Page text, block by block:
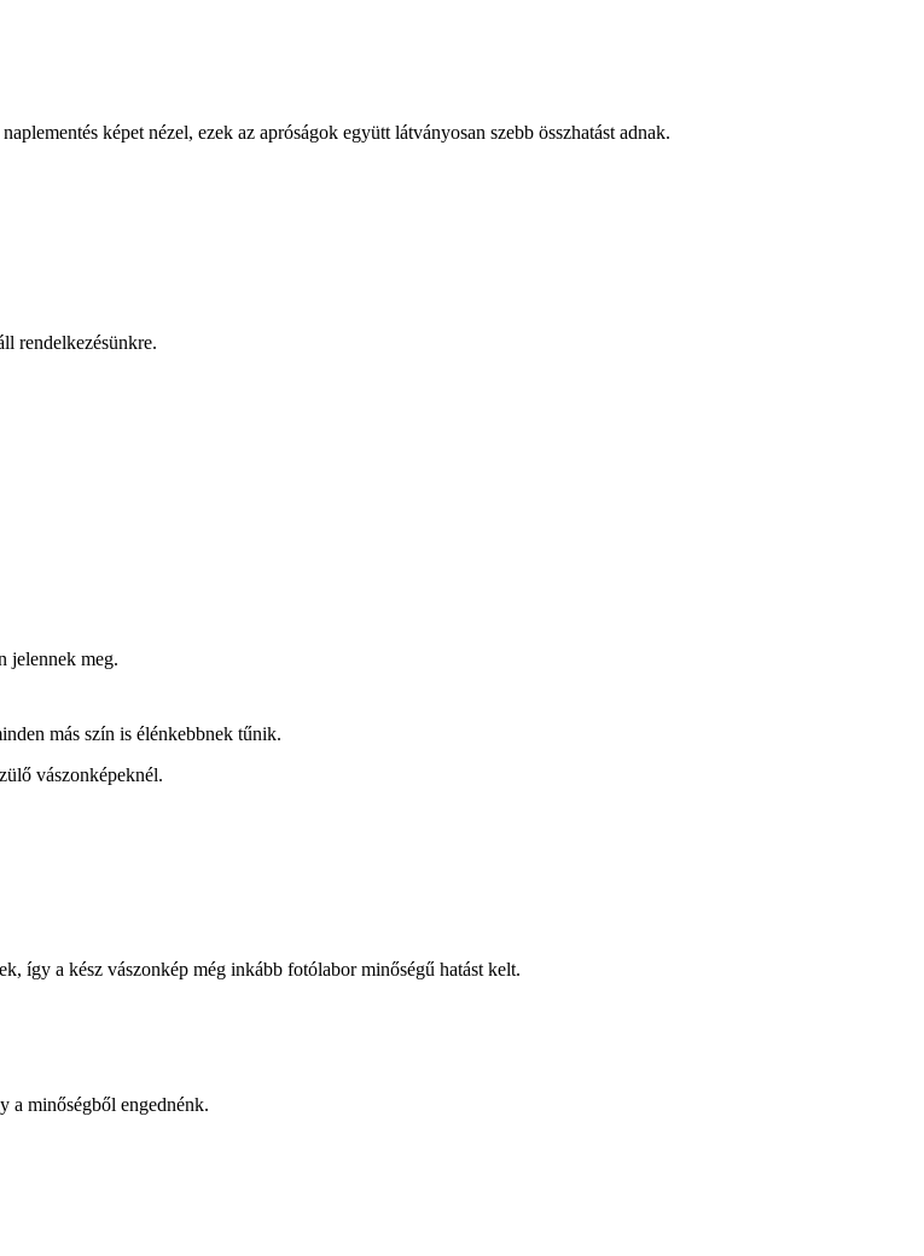
képet nézel, ezek az apróságok együtt látványosan szebb összhatást adnak.
rendelkezésünkre.
jelennek meg.
más szín is élénkebbnek tűnik.
vászonképeknél.
így a kész vászonkép még inkább fotólabor minőségű hatást kelt.
a minőségből engednénk.